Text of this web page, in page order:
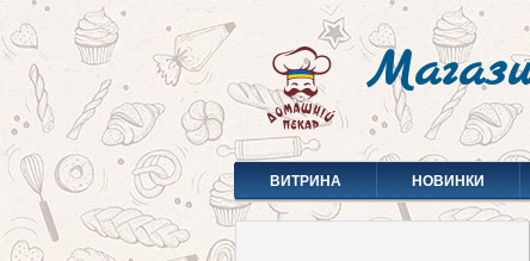
ВИТРИНА НОВИНКИ